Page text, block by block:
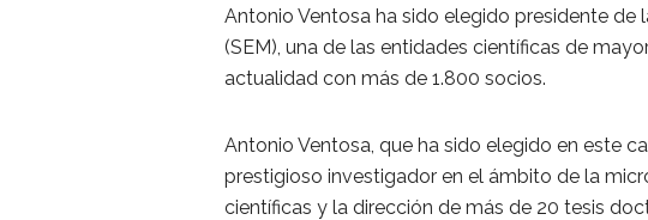
Antonio Ventosa ha sido elegido presidente
(SEM), una de las entidades científicas de
actualidad con más de 1.800 socios.
Antonio Ventosa, que ha sido elegido en este
prestigioso investigador en el ámbito de la
científicas y la dirección de más de 20 tesis